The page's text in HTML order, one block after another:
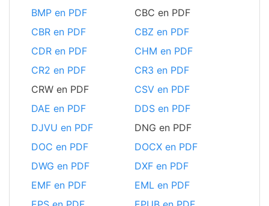
BMP en PDF
CBC en PDF
CBR en PDF
CBZ en PDF
CDR en PDF
CHM en PDF
CR2 en PDF
CR3 en PDF
CRW en PDF
CSV en PDF
DAE en PDF
DDS en PDF
DJVU en PDF
DNG en PDF
DOC en PDF
DOCX en PDF
DWG en PDF
DXF en PDF
EMF en PDF
EML en PDF